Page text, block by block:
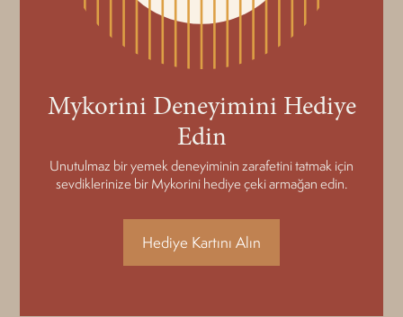
Mykorini Deneyimini Hediye
Edin
Unutulmaz bir yemek deneyiminin zarafetini tatmak için
sevdiklerinize bir Mykorini hediye çeki armağan edin.
Hediye Kartını Alın